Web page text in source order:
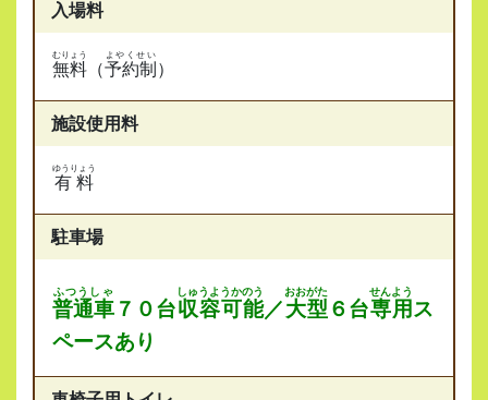
入場料
無料
むりょう
（予約制
よやくせい
）
施設使用料
有料
ゆうりょう
駐車場
普通車
ふつうしゃ
７０台収容可能
しゅうようかのう
／大型
おおがた
６台専用
せんよう
ス
ペースあり